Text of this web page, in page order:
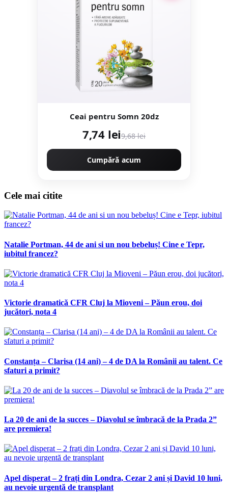
Ceai pentru Somn 20dz
7,74 lei9,68 lei
Cumpără acum
Cele mai citite
Natalie Portman, 44 de ani si un nou bebeluș! Cine e Tepr,
iubitul francez?
Victorie dramatică CFR Cluj la Mioveni – Păun erou, doi
jucători, nota 4
Constanța – Clarisa (14 ani) – 4 de DA la Românii au talent. Ce
sfaturi a primit?
La 20 de ani de la succes – Diavolul se îmbracă de la Prada 2”
are premiera!
Apel disperat – 2 frați din Londra, Cezar 2 ani și David 10 luni,
au nevoie urgentă de transplant